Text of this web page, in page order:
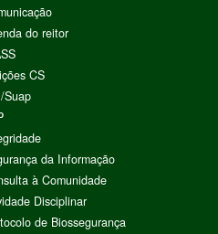
do reitor
CS
Suap
da Informação
à Comunidade
Disciplinar
de Biossegurança